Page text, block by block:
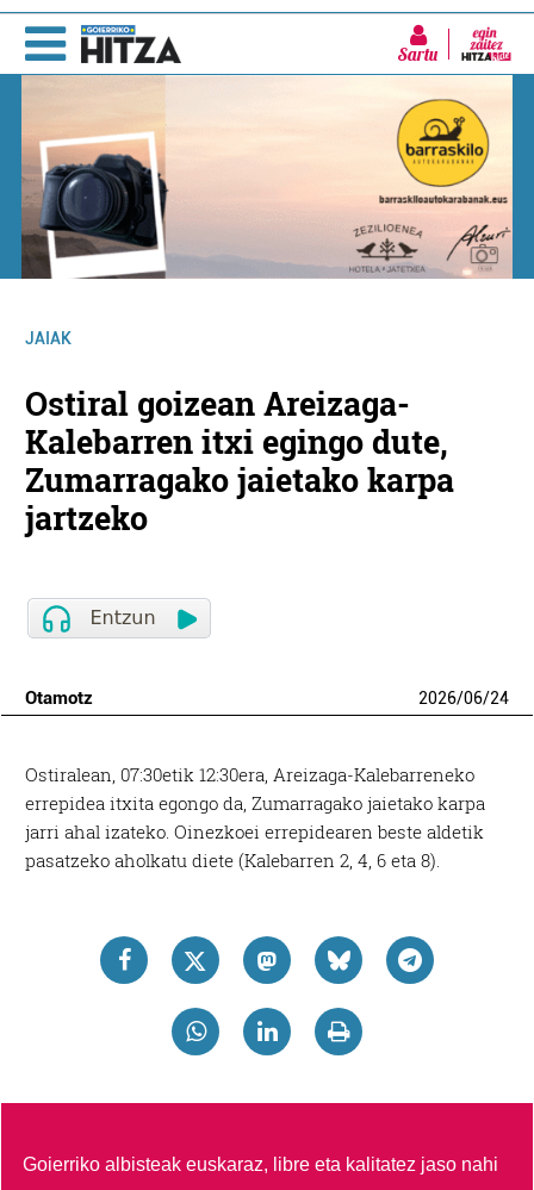
Sartu
JAIAK
Ostiral goizean Areizaga-
Kalebarren itxi egingo dute,
Zumarragako jaietako karpa
jartzeko
Otamotz 2026/06/24
Ostiralean, 07:30etik 12:30era, Areizaga-Kalebarreneko
errepidea itxita egongo da, Zumarragako jaietako karpa
jarri ahal izateko. Oinezkoei errepidearen beste aldetik
pasatzeko aholkatu diete (Kalebarren 2, 4, 6 eta 8).
Goierriko albisteak euskaraz, libre eta kalitatez jaso nahi